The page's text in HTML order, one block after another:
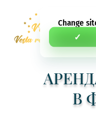
Change
✓
В